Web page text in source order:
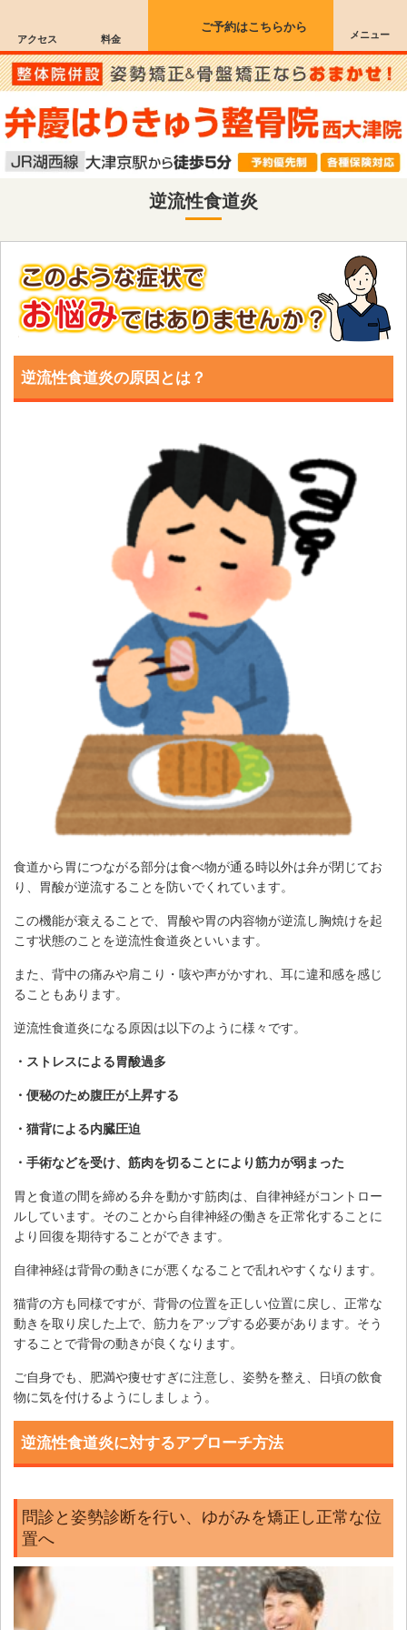
アクセス 料金
ご予約はこちらから
メニュー
逆流性食道炎
逆流性食道炎の原因とは？
食道から胃につながる部分は食べ物が通る時以外は弁が閉じてお
り、胃酸が逆流することを防いでくれています。
この機能が衰えることで、胃酸や胃の内容物が逆流し胸焼けを起
こす状態のことを逆流性食道炎といいます。
また、背中の痛みや肩こり・咳や声がかすれ、耳に違和感を感じ
ることもあります。
逆流性食道炎になる原因は以下のように様々です。
・ストレスによる胃酸過多
・便秘のため腹圧が上昇する
・猫背による内臓圧迫
・手術などを受け、筋肉を切ることにより筋力が弱まった
胃と食道の間を締める弁を動かす筋肉は、自律神経がコントロー
ルしています。そのことから自律神経の働きを正常化することに
より回復を期待することができます。
自律神経は背骨の動きにが悪くなることで乱れやすくなります。
猫背の方も同様ですが、背骨の位置を正しい位置に戻し、正常な
動きを取り戻した上で、筋力をアップする必要があります。そう
することで背骨の動きが良くなります。
ご自身でも、肥満や痩せすぎに注意し、姿勢を整え、日頃の飲食
物に気を付けるようにしましょう。
逆流性食道炎に対するアプローチ方法
問診と姿勢診断を行い、ゆがみを矯正し正常な位
置へ